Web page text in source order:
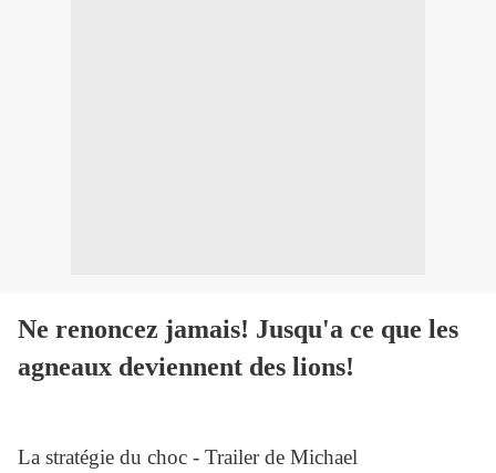
Ne renoncez jamais! Jusqu'a ce que les
agneaux deviennent des lions!
La stratégie du choc - Trailer de Michael